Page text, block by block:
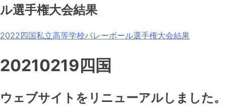
ル選手権大会結果
2022四国私立高等学校バレーボール選手権大会結果
20210219四国
ウェブサイトをリニューアルしました。